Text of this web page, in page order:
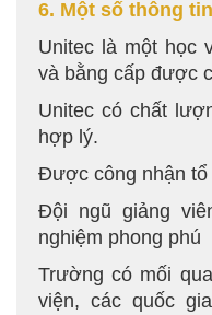
6. Một số thông
Unitec là một học
và bằng cấp được
Unitec có chất
hợp lý.
Được công nhận tổ
Đội ngũ giảng
nghiệm phong phú
Trường có mối
viện, các quốc